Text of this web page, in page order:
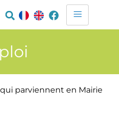
parviennent en Mairie